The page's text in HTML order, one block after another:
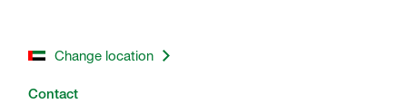
Change location
Contact